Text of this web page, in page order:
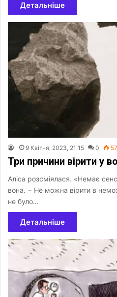
Детальніше
9 Квітня, 2023, 21:15 0
Три причини вірити у
Аліса розсміялася. «Немає
вона. − Не можна вірити в
не було…
Детальніше